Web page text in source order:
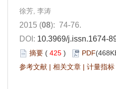
徐芳, 李涛
2015 (08): 74-76.
DOI: 10.3969/j.issn.1674-
摘要 ( 425 ) PDF
参考文献 | 相关文章 | 计量指标